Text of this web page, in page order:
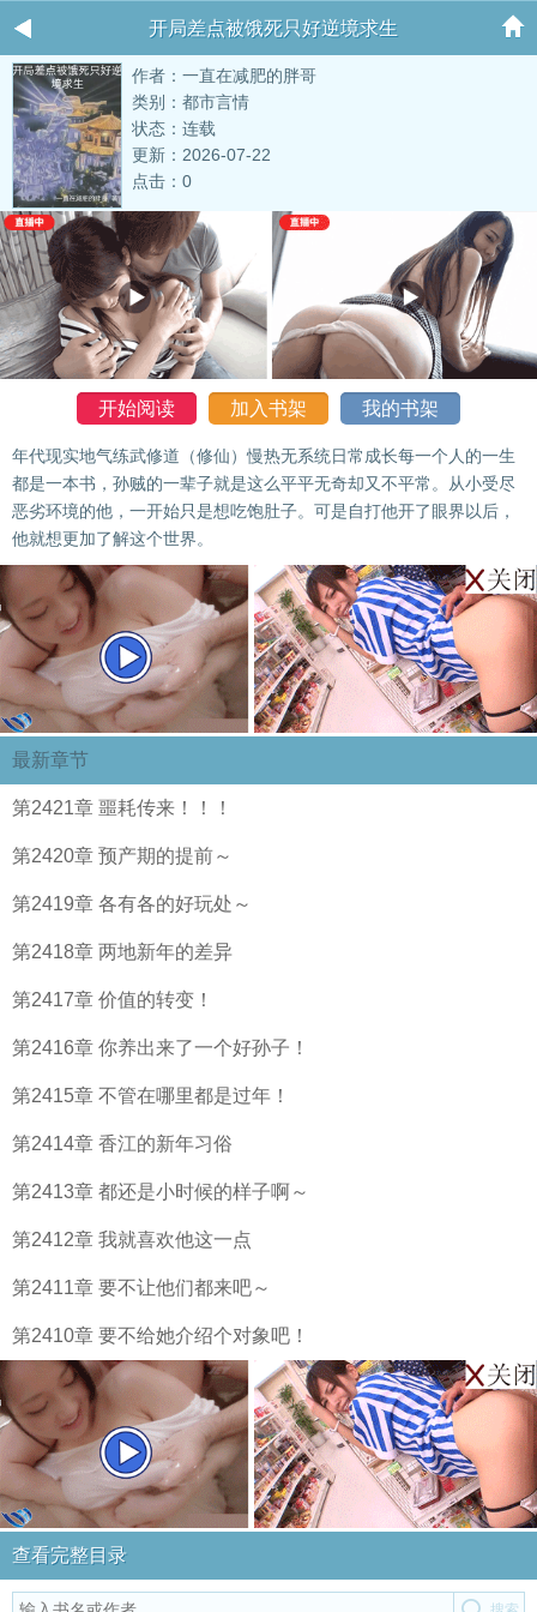
开局差点被饿死只好逆境求生
作者：一直在减肥的胖哥
类别：都市言情
状态：连载
更新：2026-07-22
点击：0
开始阅读 加入书架 我的书架
年代现实地气练武修道（修仙）慢热无系统日常成长每一个人的一生
都是一本书，孙贼的一辈子就是这么平平无奇却又不平常。从小受尽
恶劣环境的他，一开始只是想吃饱肚子。可是自打他开了眼界以后，
他就想更加了解这个世界。
最新章节
第2421章 噩耗传来！！！
第2420章 预产期的提前～
第2419章 各有各的好玩处～
第2418章 两地新年的差异
第2417章 价值的转变！
第2416章 你养出来了一个好孙子！
第2415章 不管在哪里都是过年！
第2414章 香江的新年习俗
第2413章 都还是小时候的样子啊～
第2412章 我就喜欢他这一点
第2411章 要不让他们都来吧～
第2410章 要不给她介绍个对象吧！
查看完整目录